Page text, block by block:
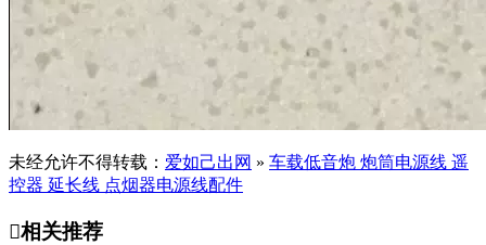
未经允许不得转载： 爱如己出网 » 车载低音炮 炮筒电源线 遥
控器 延长线 点烟器电源线配件
相关推荐